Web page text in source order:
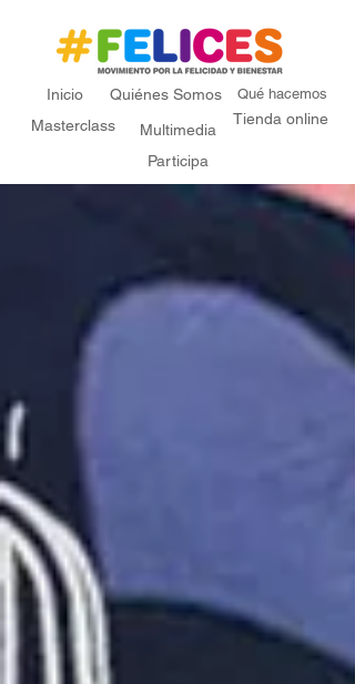
Inicio Quiénes Somos Qué hacemos
Masterclass Multimedia
Tienda online
Participa